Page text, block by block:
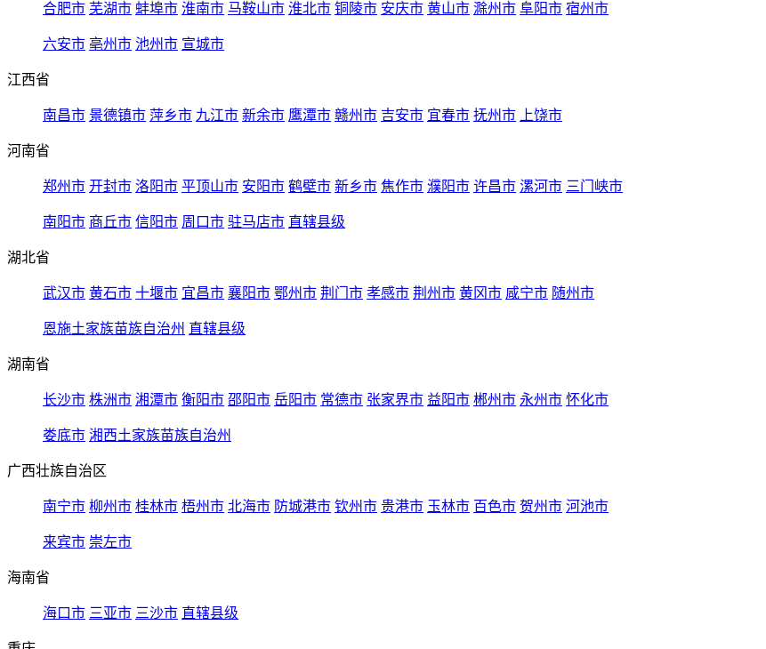
合肥市 芜湖市 蚌埠市 淮南市 马鞍山市 淮北市 铜陵市 安庆市 黄山市 滁州市 阜阳市 宿州市
六安市 亳州市 池州市 宣城市
江西省
南昌市 景德镇市 萍乡市 九江市 新余市 鹰潭市 赣州市 吉安市 宜春市 抚州市 上饶市
河南省
郑州市 开封市 洛阳市 平顶山市 安阳市 鹤壁市 新乡市 焦作市 濮阳市 许昌市 漯河市 三门峡市
南阳市 商丘市 信阳市 周口市 驻马店市 直辖县级
湖北省
武汉市 黄石市 十堰市 宜昌市 襄阳市 鄂州市 荆门市 孝感市 荆州市 黄冈市 咸宁市 随州市
恩施土家族苗族自治州 直辖县级
湖南省
长沙市 株洲市 湘潭市 衡阳市 邵阳市 岳阳市 常德市 张家界市 益阳市 郴州市 永州市 怀化市
娄底市 湘西土家族苗族自治州
广西壮族自治区
南宁市 柳州市 桂林市 梧州市 北海市 防城港市 钦州市 贵港市 玉林市 百色市 贺州市 河池市
来宾市 崇左市
海南省
海口市 三亚市 三沙市 直辖县级